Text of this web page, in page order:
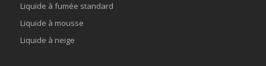
Liquide à fumée standard
Liquide à mousse
Liquide à neige